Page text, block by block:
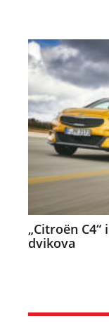
„Citroën C4“
dvikova